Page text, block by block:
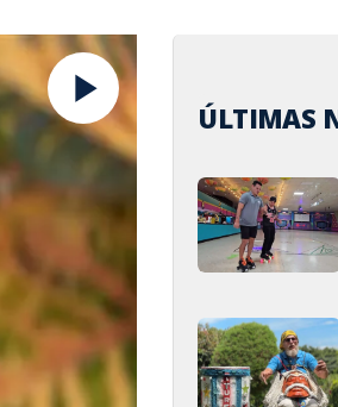
ÚLTIMAS